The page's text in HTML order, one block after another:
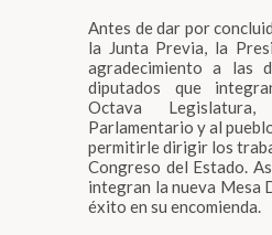
Antes de dar por
la Junta Previa, la
agradecimiento a las
diputados que
Octava
Parlamentario y al
permitirle dirigir los
Congreso del Estado.
integran la nueva Mesa
éxito en su encomienda.